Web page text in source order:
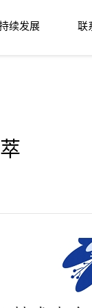
续发展 联